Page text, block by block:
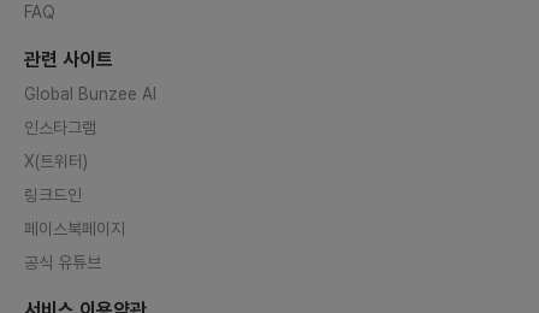
FAQ
관련 사이트
Global Bunzee AI
인스타그램
X(트위터)
링크드인
페이스북페이지
공식 유튜브